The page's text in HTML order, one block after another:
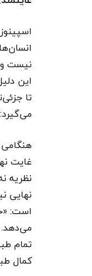
نیست
این
تا
غایت
نظریه
نهایی
است:
تمام
کمال